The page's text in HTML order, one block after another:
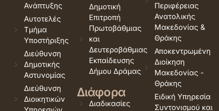
Ανάπτυξης
Αυτοτελές
Τμήμα
Υποστήριξης
Διεύθυνση
Δημοτικής
Αστυνομίας
Διεύθυνση
Διοικητικών
Δημοτική
Επιτροπή
Πρωτοβάθμιας
και
Δευτεροβάθμιας
Εκπαίδευσης
Δήμου Δράμας
Διάφορα
Διαδικασίες
Περιφέρειας
Ανατολικής
Μακεδονίας &
Θράκης
Αποκεντρωμένη
Διοίκηση
Μακεδονίας -
Θράκης
Ειδική Υπηρεσία
Συντονισμού και